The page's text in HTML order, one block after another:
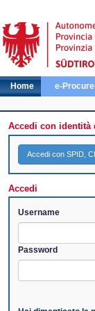
Home e-
Accedi con identità
Accedi con SPID,
Accedi
Username
Password